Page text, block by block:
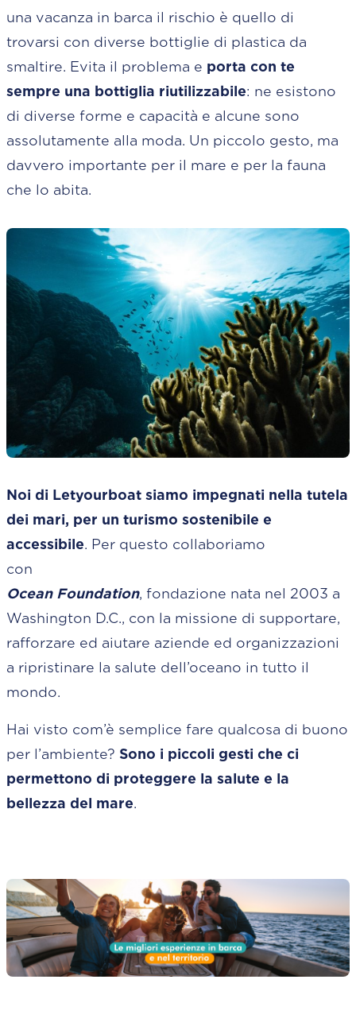
una vacanza in barca il rischio è quello di
trovarsi con diverse bottiglie di plastica da
smaltire. Evita il problema e porta con te
sempre una bottiglia riutilizzabile: ne esistono
di diverse forme e capacità e alcune sono
assolutamente alla moda. Un piccolo gesto, ma
davvero importante per il mare e per la fauna
che lo abita.
Noi di Letyourboat siamo impegnati nella tutela
dei mari, per un turismo sostenibile e
accessibile. Per questo collaboriamo
Ocean Foundation, fondazione nata nel 2003 a
Washington D.C., con la missione di supportare,
rafforzare ed aiutare aziende ed organizzazioni
a ripristinare la salute dell’oceano in tutto il
mondo.
Hai visto com’è semplice fare qualcosa di buono
per l’ambiente? Sono i piccoli gesti che ci
permettono di proteggere la salute e la
bellezza del mare.